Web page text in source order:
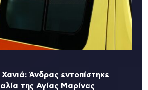
Άνδρας εντοπίστηκε
της Αγίας Μαρίνας